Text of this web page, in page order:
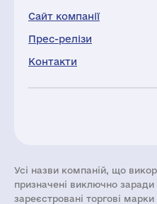
Сайт компанії
Прес-релізи
Контакти
Усі назви компаній, що
призначені виключно заради
зареєстровані торгові